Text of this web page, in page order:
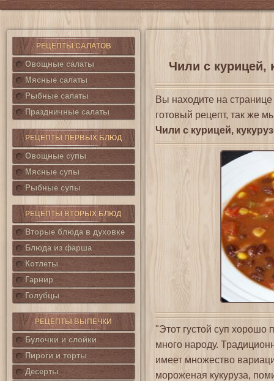
РЕЦЕПТЫ САЛАТОВ
Овощные салаты
Мясные салаты
Рыбные салаты
Праздничные салаты
РЕЦЕПТЫ ПЕРВЫХ БЛЮД
Овощные супы
Мясные супы
Рыбные супы
РЕЦЕПТЫ ВТОРЫХ БЛЮД
Вторые блюда в духовке
Блюда из фарша
Котлеты
Гарнир
Голубцы
РЕЦЕПТЫ ВЫПЕЧКИ
Булочки и слойки
Пироги и торты
Десерты
Чили с курицей,
Вы находите на странице
готовый рецепт, так же
Чили с курицей,
"Этот густой суп хорошо
много народу.
имеет множество
мороженая кукуруза,